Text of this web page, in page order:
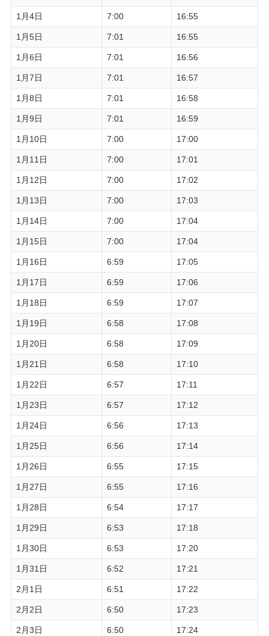
1月4日 7:00 16:55
1月5日 7:01 16:55
1月6日 7:01 16:56
1月7日 7:01 16:57
1月8日 7:01 16:58
1月9日 7:01 16:59
1月10日 7:00 17:00
1月11日 7:00 17:01
1月12日 7:00 17:02
1月13日 7:00 17:03
1月14日 7:00 17:04
1月15日 7:00 17:04
1月16日 6:59 17:05
1月17日 6:59 17:06
1月18日 6:59 17:07
1月19日 6:58 17:08
1月20日 6:58 17:09
1月21日 6:58 17:10
1月22日 6:57 17:11
1月23日 6:57 17:12
1月24日 6:56 17:13
1月25日 6:56 17:14
1月26日 6:55 17:15
1月27日 6:55 17:16
1月28日 6:54 17:17
1月29日 6:53 17:18
1月30日 6:53 17:20
1月31日 6:52 17:21
2月1日 6:51 17:22
2月2日 6:50 17:23
2月3日 6:50 17:24